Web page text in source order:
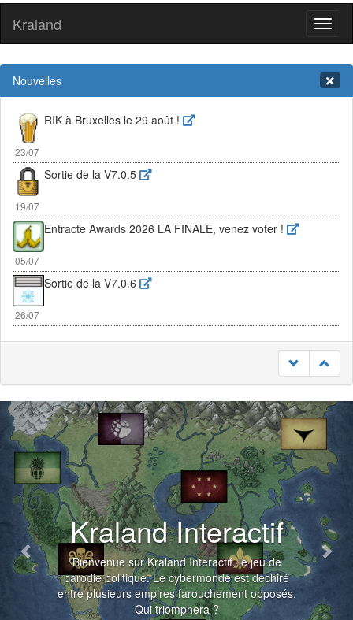
Kraland
Nouvelles
23/07
RIK à Bruxelles le 29 août !
19/07
Sortie de la V7.0.5
05/07
Entracte Awards 2026 LA FINALE, venez voter !
26/07
Sortie de la V7.0.6
Kraland Interactif
Bienvenue sur Kraland Interactif, le jeu de
parodie politique. Le cybermonde est déchiré
entre plusieurs empires farouchement opposés.
Qui triomphera ?
Previous